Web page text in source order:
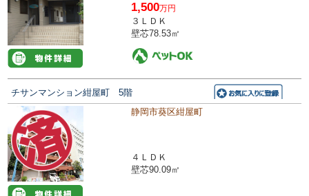
1,500万円
３ＬＤＫ
壁芯78.53㎡
チサンマンション紺屋町 5階
静岡市葵区紺屋町
４ＬＤＫ
壁芯90.09㎡